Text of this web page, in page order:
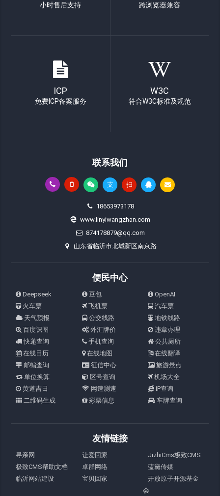
小时售后支持 跨浏览器兼容
ICP
免费ICP备案服务
W3C
符合W3C标准及规范
联系我们
支 扫
18653973178
www.linyiwangzhan.com
874178879@qq.com
山东省临沂市北城新区南京路
便民中心
Deepseek 豆包
OpenAI
火车票
飞机票
汽车票
天气预报
公交线路
地铁线路
百度识图
外汇牌价
违章办理
快递查询
手机查询
公共厕所
在线日历
在线地图
在线翻译
邮编查询
征信中心
旅游景点
单位换算
区号查询
机场大全
黄道吉日
网速测速
IP查询
二维码生成
彩票信息 车牌查询
友情链接
寻亲网 让爱回家
JizhiCms极致CMS
极致CMS帮助文档
卓群网络
蓝黛传媒
临沂网站建设
宝贝回家
开放原子开源基金
会